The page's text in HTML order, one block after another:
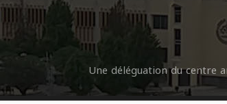
Une déléguation du centre